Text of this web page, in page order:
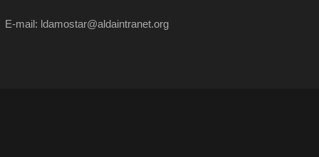
E-mail: ldamostar@aldaintranet.org